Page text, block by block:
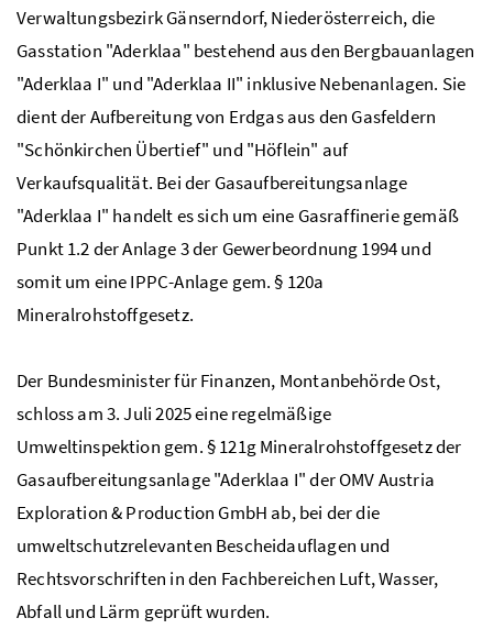
Verwaltungsbezirk Gänserndorf, Niederösterreich, die
Gasstation "Aderklaa" bestehend aus den Bergbauanlagen
"Aderklaa I" und "Aderklaa II" inklusive Nebenanlagen. Sie
dient der Aufbereitung von Erdgas aus den Gasfeldern
"Schönkirchen Übertief" und "Höflein" auf
Verkaufsqualität. Bei der Gasaufbereitungsanlage
"Aderklaa I" handelt es sich um eine Gasraffinerie gemäß
Punkt 1.2 der Anlage 3 der Gewerbeordnung 1994 und
somit um eine IPPC-Anlage gem. § 120a
Mineralrohstoffgesetz.
Der Bundesminister für Finanzen, Montanbehörde Ost,
schloss am 3. Juli 2025 eine regelmäßige
Umweltinspektion gem. § 121g Mineralrohstoffgesetz der
Gasaufbereitungsanlage "Aderklaa I" der OMV Austria
Exploration & Production GmbH ab, bei der die
umweltschutzrelevanten Bescheidauflagen und
Rechtsvorschriften in den Fachbereichen Luft, Wasser,
Abfall und Lärm geprüft wurden.